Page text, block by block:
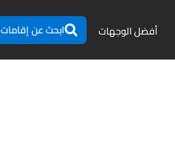
أفضل الوجهات ابحث عن إقامات